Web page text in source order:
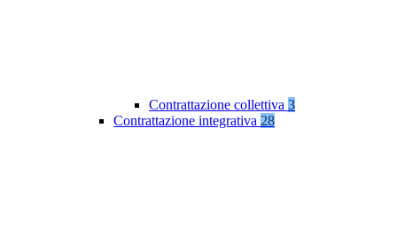
Contrattazione collettiva 3
Contrattazione integrativa 28